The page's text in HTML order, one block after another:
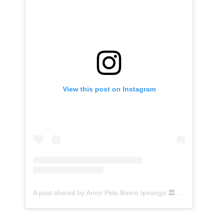
View this post on Instagram